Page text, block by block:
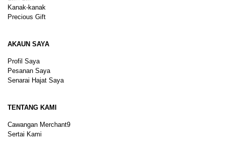
Kanak-kanak
Precious Gift
AKAUN SAYA
Profil Saya
Pesanan Saya
Senarai Hajat Saya
TENTANG KAMI
Cawangan Merchant9
Sertai Kami